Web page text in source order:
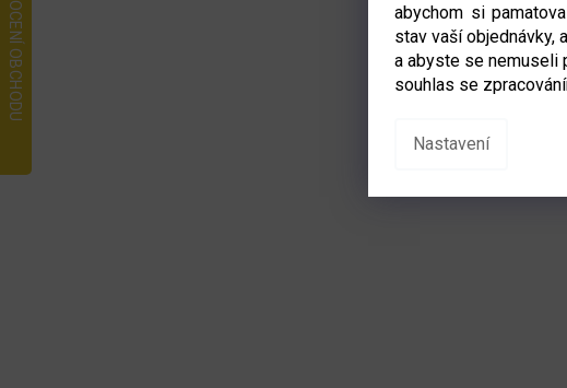
abychom si
stav vaší objednávky,
a abyste se nemuseli
souhlas se
Nastavení